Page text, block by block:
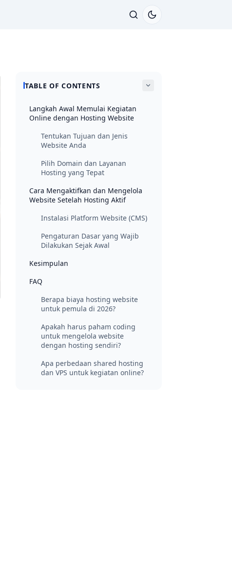
TABLE OF CONTENTS
Langkah Awal Memulai Kegiatan
Online dengan Hosting Website
Tentukan Tujuan dan Jenis
Website Anda
Pilih Domain dan Layanan
Hosting yang Tepat
Cara Mengaktifkan dan Mengelola
Website Setelah Hosting Aktif
Instalasi Platform Website (CMS)
Pengaturan Dasar yang Wajib
Dilakukan Sejak Awal
Kesimpulan
FAQ
Berapa biaya hosting website
untuk pemula di 2026?
Apakah harus paham coding
untuk mengelola website
dengan hosting sendiri?
Apa perbedaan shared hosting
dan VPS untuk kegiatan online?